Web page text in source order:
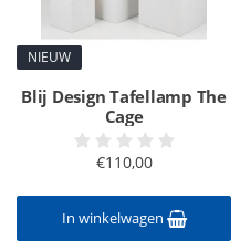
NIEUW
Blij Design Tafellamp The
Cage
€110,00
In winkelwagen